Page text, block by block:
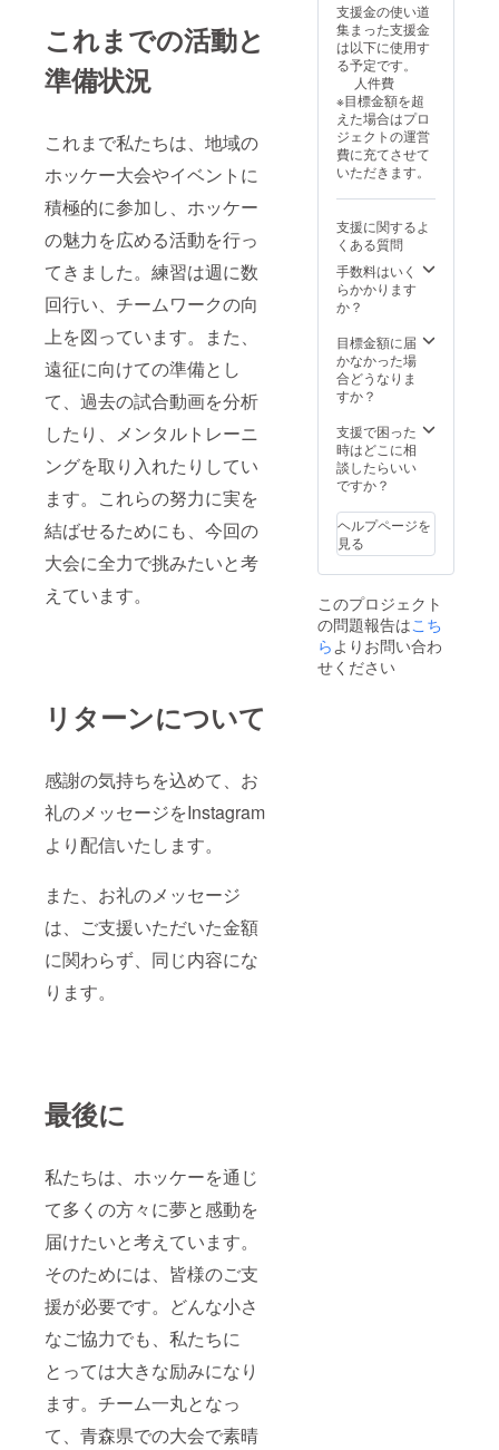
これまでの活動と
準備状況
これまで私たちは、地域の
ホッケー大会やイベントに
積極的に参加し、ホッケー
の魅力を広める活動を行っ
てきました。練習は週に数
回行い、チームワークの向
上を図っています。また、
遠征に向けての準備とし
て、過去の試合動画を分析
したり、メンタルトレーニ
ングを取り入れたりしてい
ます。これらの努力に実を
結ばせるためにも、今回の
大会に全力で挑みたいと考
えています。
リターンについて
感謝の気持ちを込めて、お
礼のメッセージをInstagram
より配信いたします。
また、お礼のメッセージ
は、ご支援いただいた金額
に関わらず、同じ内容にな
ります。
最後に
私たちは、ホッケーを通じ
て多くの方々に夢と感動を
届けたいと考えています。
そのためには、皆様のご支
援が必要です。どんな小さ
なご協力でも、私たちに
とっては大きな励みになり
ます。チーム一丸となっ
て、青森県での大会で素晴
支援金の使い道
集まった支援金
は以下に使用す
る予定です。
人件費
※目標金額を超
えた場合はプロ
ジェクトの運営
費に充てさせて
いただきます。
支援に関するよ
くある質問
手数料はいく
らかかります
か？
目標金額に届
かなかった場
合どうなりま
すか？
支援で困った
時はどこに相
談したらいい
ですか？
ヘルプページを
見る
このプロジェクト
の問題報告はこち
らよりお問い合わ
せください